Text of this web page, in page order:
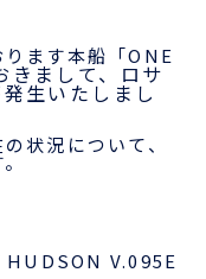
ます本船「ONE
きまして、ロサ
生いたしまし
状況について、
HUDSON V.095E